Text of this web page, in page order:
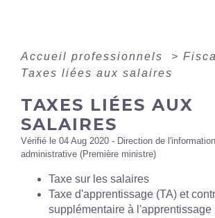
Accueil professionnels >
Taxes liées aux salaires
TAXES LIÉES AUX
SALAIRES
Vérifié le 04 Aug 2020 - Direction de
administrative (Première ministre)
Taxe sur les salaires
Taxe d'apprentissage (TA) et
supplémentaire à l'apprentissage